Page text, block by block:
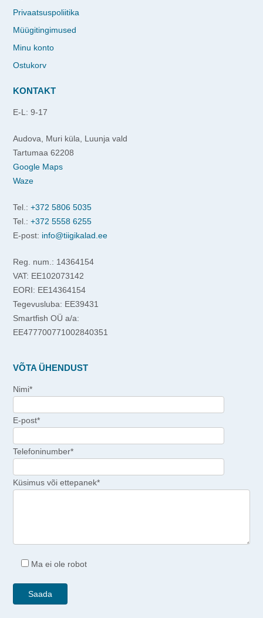
Privaatsuspoliitika
Müügitingimused
Minu konto
Ostukorv
KONTAKT
E-L: 9-17
Audova, Muri küla, Luunja vald
Tartumaa 62208
Google Maps
Waze
Tel.: +372 5806 5035
Tel.: +372 5558 6255
E-post: info@tiigikalad.ee
Reg. num.: 14364154
VAT: EE102073142
EORI: EE14364154
Tegevusluba: EE39431
Smartfish OÜ a/a:
EE477700771002840351
VÕTA ÜHENDUST
Nimi*
E-post*
Telefoninumber*
Küsimus või ettepanek*
Ma ei ole robot